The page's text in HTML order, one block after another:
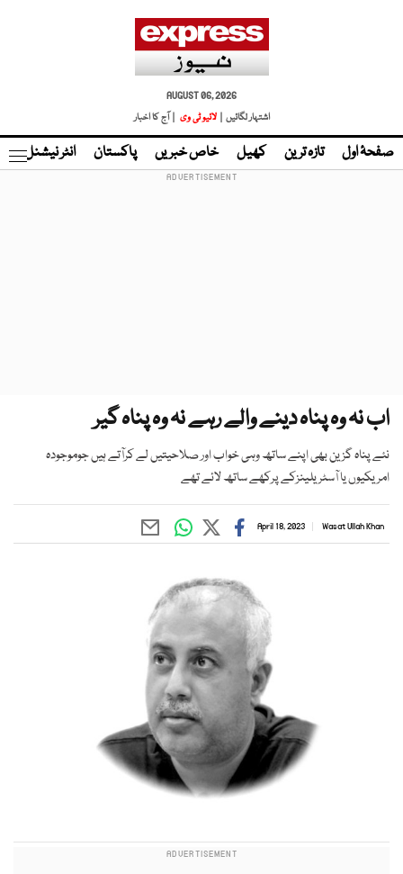
AUGUST 06, 2026
اشتہار لگائیں |
لائیو ٹی وی | آج کا اخبار
صفحۂ اول تازہ ترین کھیل خاص خبریں پاکستان انٹر نیشنل
اب نہ وہ پناہ دینے والے رہے نہ وہ پناہ گیر
نئے پناہ گزین بھی اپنے ساتھ وہی خواب اور صلاحیتیں لے کرآتے ہیں جوموجودہ
امریکیوں یا آسٹریلینزکے پرکھے ساتھ لائے تھے
Wasat Ullah Khan
April 18, 2023